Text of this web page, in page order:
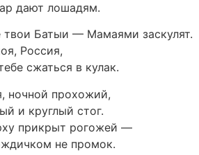
дают лошадям.
Батыи — Мамаями заскулят.
Россия,
сжаться в кулак.
ночной прохожий,
и круглый стог.
прикрыт рогожей —
не промок.